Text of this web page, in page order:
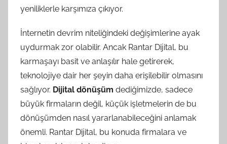
yeniliklerle karşımıza çıkıyor.
İnternetin devrim niteliğindeki değişimlerine ayak
uydurmak zor olabilir. Ancak Rantar Dijital, bu
karmaşayı basit ve anlaşılır hale getirerek,
teknolojiye dair her şeyin daha erişilebilir olmasını
sağlıyor. Dijital dönüşüm dediğimizde, sadece
büyük firmaların değil, küçük işletmelerin de bu
dönüşümden nasıl yararlanabileceğini anlamak
önemli. Rantar Dijital, bu konuda firmalara ve